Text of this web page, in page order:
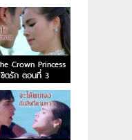
Crown Princess
ตรัก ตอนที่ 3